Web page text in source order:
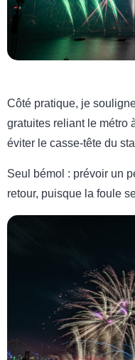
Côté pratique, je
gratuites reliant le métro
éviter le casse-tête du
Seul bémol : prévoir un
retour, puisque la foule